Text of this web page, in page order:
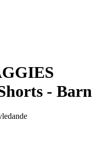
- Barn